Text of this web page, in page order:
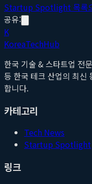
Startup Spotlight 목록
공유:
K
KoreaTechHub
한국 기술 & 스타트업 전
등 한국 테크 산업의 최신
합니다.
카테고리
Tech News
Startup Spotlight
링크